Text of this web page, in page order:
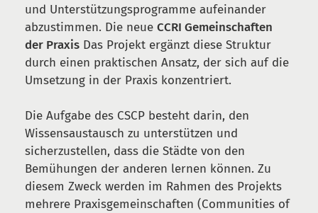
und Unterstützungsprogramme aufeinander
abzustimmen. Die neue CCRI Gemeinschaften
der Praxis Das Projekt ergänzt diese Struktur
durch einen praktischen Ansatz, der sich auf die
Umsetzung in der Praxis konzentriert.
Die Aufgabe des CSCP besteht darin, den
Wissensaustausch zu unterstützen und
sicherzustellen, dass die Städte von den
Bemühungen der anderen lernen können. Zu
diesem Zweck werden im Rahmen des Projekts
mehrere Praxisgemeinschaften (Communities of